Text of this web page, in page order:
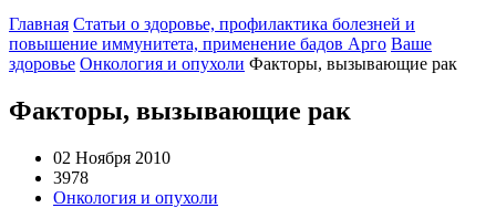
Главная Статьи о здоровье, профилактика болезней и
повышение иммунитета, применение бадов Арго Ваше
здоровье Онкология и опухоли Факторы, вызывающие рак
Факторы, вызывающие рак
02 Ноября 2010
3978
Онкология и опухоли